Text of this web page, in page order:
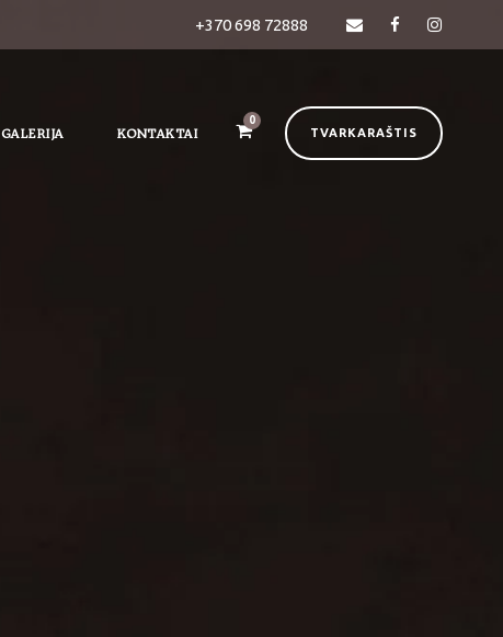
+370 698 72888
GALERIJA KONTAKTAI
0
TVARKARAŠTIS